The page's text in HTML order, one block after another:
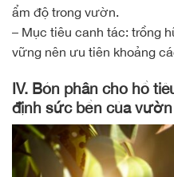
ẩm độ trong vườn.
– Mục tiêu canh tác: trồng
vững nên ưu tiên khoảng
IV. Bón phân cho hồ
định sức bền của